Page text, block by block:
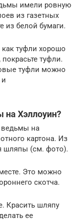
имели ровную
из газетных
из белой бумаги.
как туфли хорошо
туфли.
туфли можно
на Хэллоуин?
ведьмы на
картона. Из
шляпы (см. фото).
Это можно
скотча.
Красить шляпу
ее